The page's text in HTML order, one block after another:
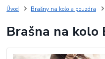
Úvod Brašny na kolo a pouzdra
Brašna na kolo